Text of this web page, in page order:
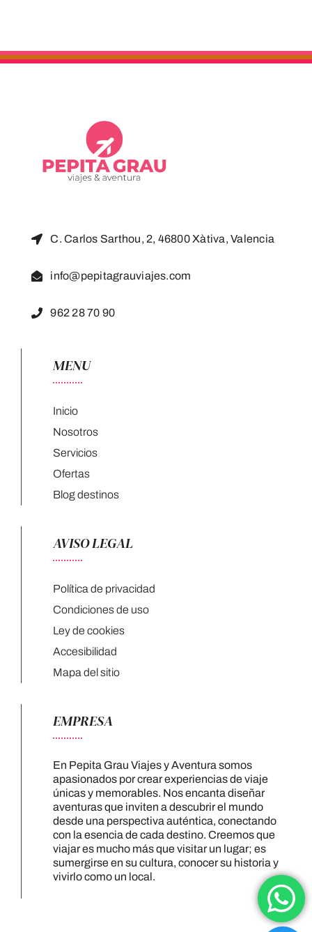
C. Carlos Sarthou, 2, 46800 Xàtiva, Valencia
info@pepitagrauviajes.com
962 28 70 90
MENU
Inicio
Nosotros
Servicios
Ofertas
Blog destinos
AVISO LEGAL
Política de privacidad
Condiciones de uso
Ley de cookies
Accesibilidad
Mapa del sitio
EMPRESA
En Pepita Grau Viajes y Aventura somos
apasionados por crear experiencias de viaje
únicas y memorables. Nos encanta diseñar
aventuras que inviten a descubrir el mundo
desde una perspectiva auténtica, conectando
con la esencia de cada destino. Creemos que
viajar es mucho más que visitar un lugar; es
sumergirse en su cultura, conocer su historia y
vivirlo como un local.